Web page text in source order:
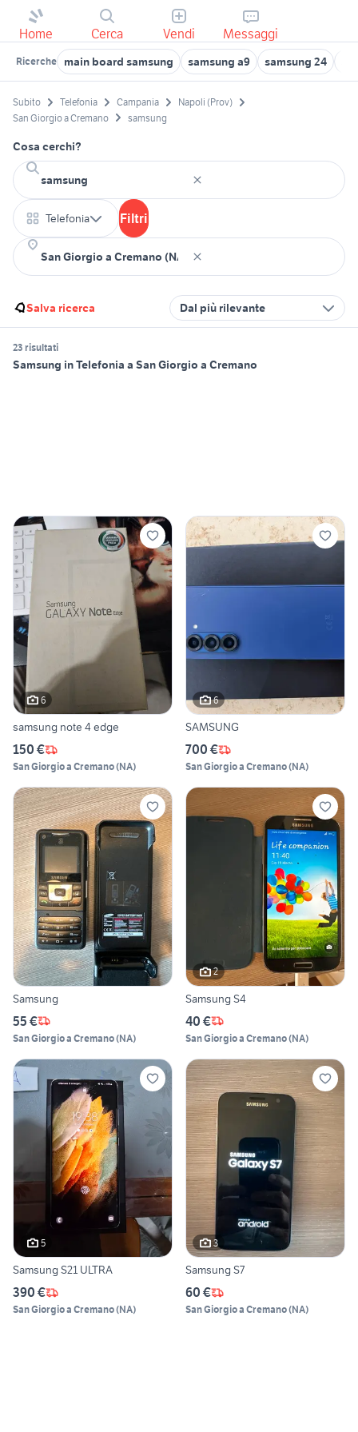
Home Cerca Vendi Messaggi
Ricerche main board samsung samsung a9 samsung 24
Subito Telefonia Campania
Napoli (Prov)
San Giorgio a Cremano
samsung
Cosa cerchi?
Telefonia Filtri
Salva ricerca Dal più rilevante
23 risultati
Samsung in Telefonia a San Giorgio a Cremano
6
samsung note 4 edge
150 €
San Giorgio a Cremano(NA)
6
SAMSUNG
700 €
San Giorgio a Cremano(NA)
Samsung
55 €
San Giorgio a Cremano(NA)
2
Samsung S4
40 €
San Giorgio a Cremano(NA)
5
Samsung S21 ULTRA
390 €
San Giorgio a Cremano(NA)
3
Samsung S7
60 €
San Giorgio a Cremano(NA)